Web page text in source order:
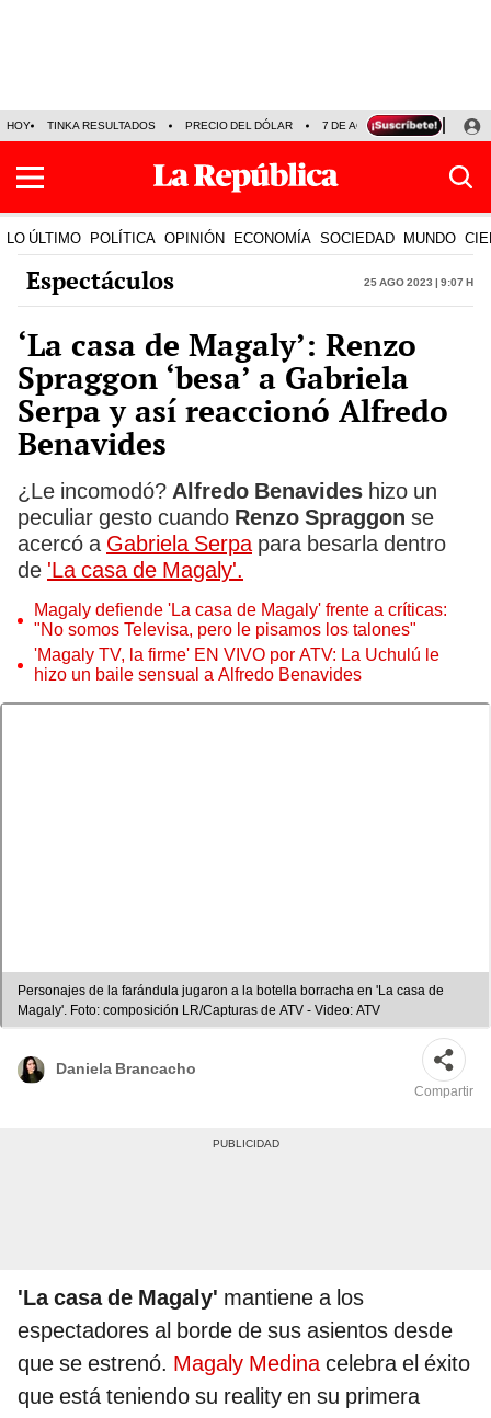
HOY TINKA RESULTADOS PRECIO DEL DÓLAR 7 DE AGOSTO OLLANTA
LO ÚLTIMO POLÍTICA OPINIÓN ECONOMÍA SOCIEDAD MUNDO
Espectáculos 25 Ago 2023 | 9:07 h
‘La casa de Magaly’: Renzo
Spraggon ‘besa’ a Gabriela
Serpa y así reaccionó Alfredo
Benavides
¿Le incomodó? Alfredo Benavides hizo un
peculiar gesto cuando Renzo Spraggon se
acercó a Gabriela Serpapara besarla dentro
de 'La casa de Magaly'.
Magaly defiende 'La casa de Magaly' frente a críticas:
"No somos Televisa, pero le pisamos los talones"
'Magaly TV, la firme' EN VIVO por ATV: La Uchulú le
hizo un baile sensual a Alfredo Benavides
Personajes de la farándula jugaron a la botella borracha en 'La casa de
Magaly'. Foto: composición LR/Capturas de ATV - Video: ATV
Daniela Brancacho
Compartir
'La casa de Magaly' mantiene a los
espectadores al borde de sus asientos desde
que se estrenó. Magaly Medinacelebra el éxito
que está teniendo su reality en su primera